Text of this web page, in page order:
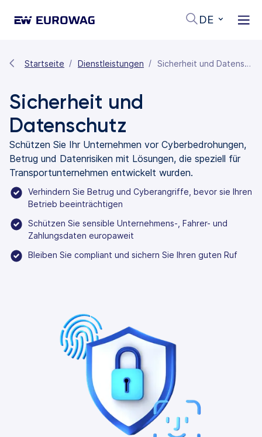
DE
Startseite Dienstleistungen Sicherheit und Datenschutz
Sicherheit und
Datenschutz
Schützen Sie Ihr Unternehmen vor Cyberbedrohungen,
Betrug und Datenrisiken mit Lösungen, die speziell für
Transportunternehmen entwickelt wurden.
Verhindern Sie Betrug und Cyberangriffe, bevor sie Ihren
Betrieb beeinträchtigen
Schützen Sie sensible Unternehmens-, Fahrer- und
Zahlungsdaten europaweit
Bleiben Sie compliant und sichern Sie Ihren guten Ruf